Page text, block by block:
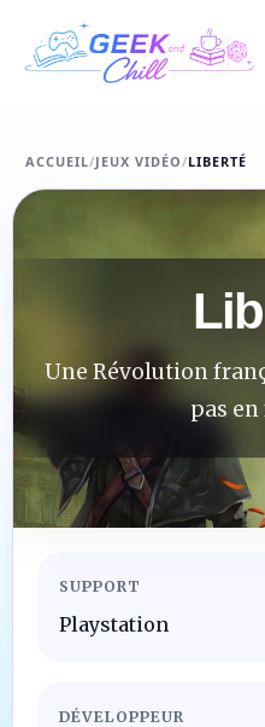
ACCUEIL/JEUX VIDÉO/LIBERTÉ
Une Révolution
pas
SUPPORT
Playstation
DÉVELOPPEUR